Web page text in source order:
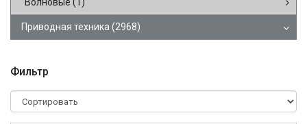
Приводная техника (2968)
Фильтр